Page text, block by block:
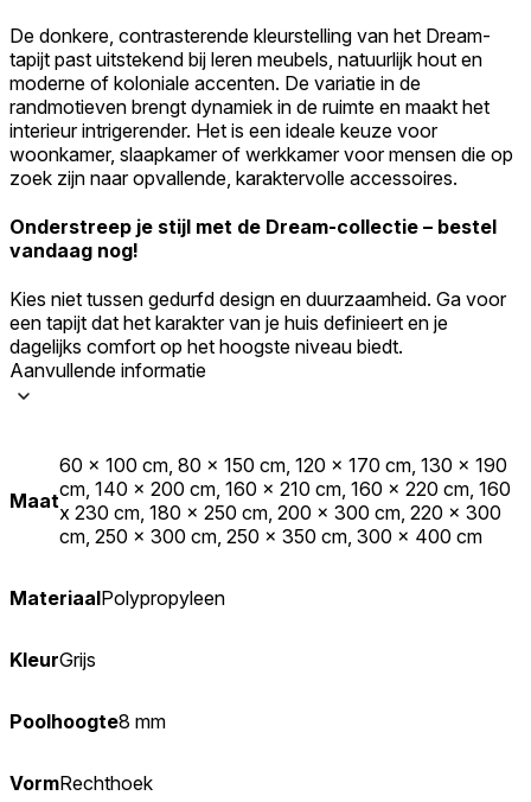
De donkere, contrasterende kleurstelling van het Dream-
tapijt past uitstekend bij leren meubels, natuurlijk hout en
moderne of koloniale accenten. De variatie in de
randmotieven brengt dynamiek in de ruimte en maakt het
interieur intrigerender. Het is een ideale keuze voor
woonkamer, slaapkamer of werkkamer voor mensen die op
zoek zijn naar opvallende, karaktervolle accessoires.
Onderstreep je stijl met de Dream-collectie – bestel
vandaag nog!
Kies niet tussen gedurfd design en duurzaamheid. Ga voor
een tapijt dat het karakter van je huis definieert en je
dagelijks comfort op het hoogste niveau biedt.
Aanvullende informatie
Maat
60 x 100 cm, 80 x 150 cm, 120 x 170 cm, 130 x 190
cm, 140 x 200 cm, 160 x 210 cm, 160 x 220 cm, 160
x 230 cm, 180 x 250 cm, 200 x 300 cm, 220 x 300
cm, 250 x 300 cm, 250 x 350 cm, 300 x 400 cm
MateriaalPolypropyleen
KleurGrijs
Poolhoogte8 mm
VormRechthoek